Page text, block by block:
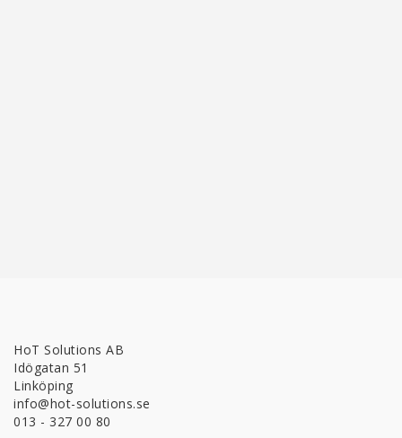
HoT Solutions AB
Idögatan 51
Linköping
info@hot-solutions.se
013 - 327 00 80